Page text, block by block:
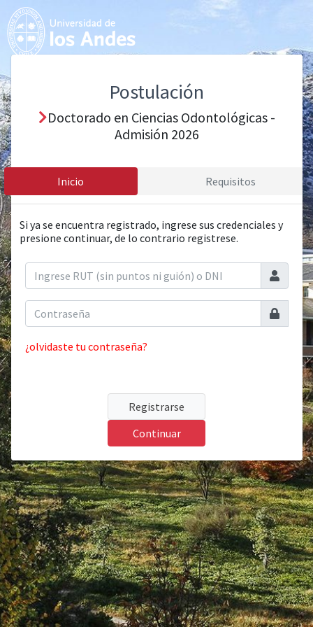
Postulación
Doctorado en Ciencias Odontológicas -
Admisión 2026
Inicio Requisitos
Si ya se encuentra registrado, ingrese sus credenciales y
presione continuar, de lo contrario registrese.
¿olvidaste tu contraseña?
Registrarse
Continuar